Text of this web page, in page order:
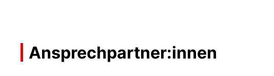
Ansprechpartner:innen